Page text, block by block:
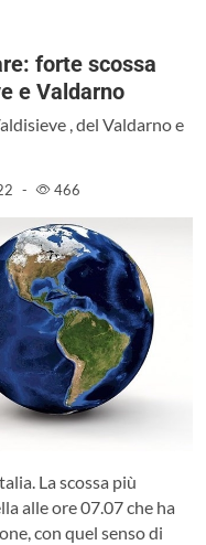
forte scossa
e Valdarno
, del Valdarno e
- 466
La scossa più
alle ore 07.07 che ha
con quel senso di